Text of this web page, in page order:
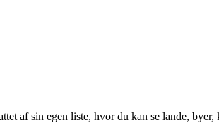
af sin egen liste, hvor du kan se lande,